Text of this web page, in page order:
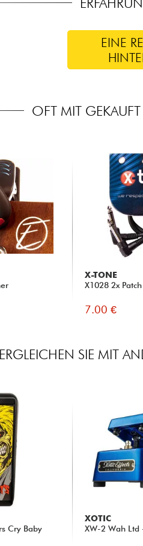
EINE
OFT MIT GEKAUFT
X-TONE
X1028 2x
7.00 €
SIE MIT
Cry Baby
XOTIC
XW-2 Wah